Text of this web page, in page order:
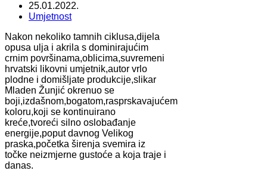
25.01.2022.
Umjetnost
Nakon nekoliko tamnih ciklusa,dijela
opusa ulja i akrila s dominirajućim
crnim površinama,oblicima,suvremeni
hrvatski likovni umjetnik,autor vrlo
plodne i domišljate produkcije,slikar
Mladen Žunjić okrenuo se
boji,izdašnom,bogatom,rasprskavajućem
koloru,koji se kontinuirano
kreće,tvoreći silno oslobađanje
energije,poput davnog Velikog
praska,početka širenja svemira iz
točke neizmjerne gustoće a koja traje i
danas.